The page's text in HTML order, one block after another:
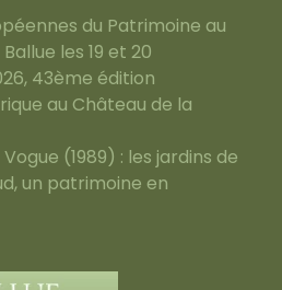
du Patrimoine au
les 19 et 20
43ème édition
au Château de la
(1989) : les jardins de
un patrimoine en